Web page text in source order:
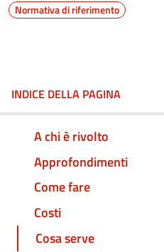
Normativa di riferimento
INDICE DELLA PAGINA
A chi è rivolto
Approfondimenti
Come fare
Costi
Cosa serve